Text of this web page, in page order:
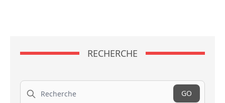
RECHERCHE
Recherche
GO